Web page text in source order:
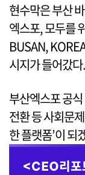
현수막은 부산
엑스포, 모두를
BUSAN,
시지가 들어갔다.
부산엑스포 공
전환 등 사회문
한 플랫폼’이 되